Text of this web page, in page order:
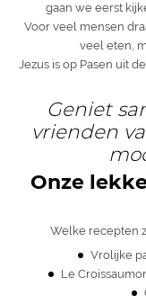
gaan we eerst
Voor veel mensen
veel eten,
Jezus is op Pasen uit
Geniet
vrienden
Onze
Welke recepten
Vrolijke
Le